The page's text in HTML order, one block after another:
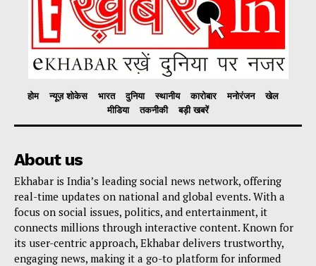
होम न्यूज़ शोकेस भारत दुनिया स्थानीय कारोबार मनोरंजन
खेल
मीडिया
तकनीकी बड़ी खबरें
About us
Ekhabar is India’s leading social news network, offering
real-time updates on national and global events. With a
focus on social issues, politics, and entertainment, it
connects millions through interactive content. Known for
its user-centric approach, Ekhabar delivers trustworthy,
engaging news, making it a go-to platform for informed